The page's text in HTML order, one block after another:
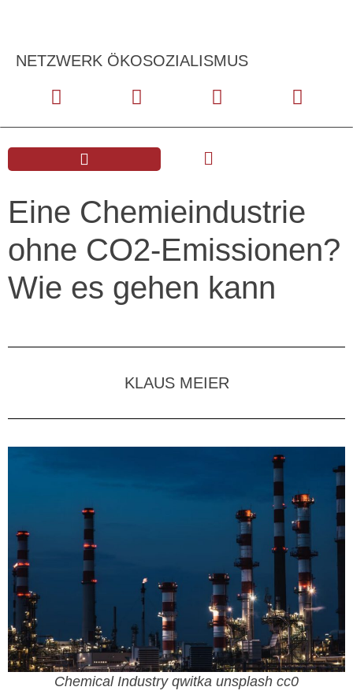
NETZWERK ÖKOSOZIALISMUS
Eine Chemieindustrie
ohne CO2-Emissionen?
Wie es gehen kann
KLAUS MEIER
Chemical Industry qwitka unsplash cc0